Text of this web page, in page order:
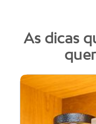
As dicas